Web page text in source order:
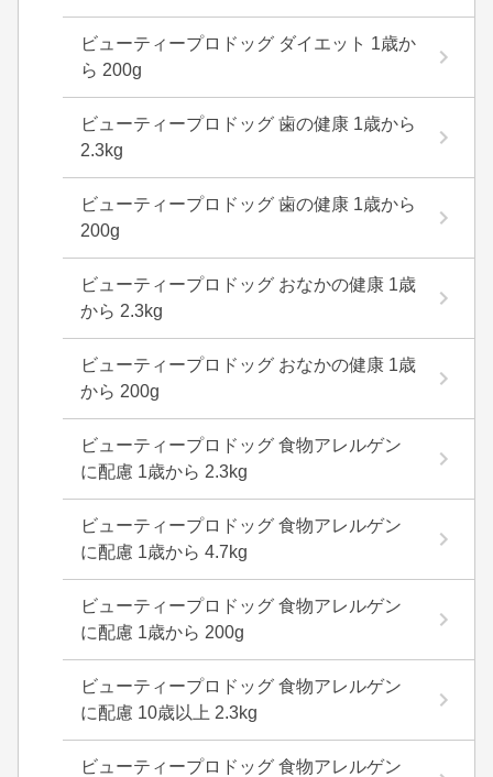
ビューティープロドッグ ダイエット 1歳か
ら 200g
ビューティープロドッグ 歯の健康 1歳から
2.3kg
ビューティープロドッグ 歯の健康 1歳から
200g
ビューティープロドッグ おなかの健康 1歳
から 2.3kg
ビューティープロドッグ おなかの健康 1歳
から 200g
ビューティープロドッグ 食物アレルゲン
に配慮 1歳から 2.3kg
ビューティープロドッグ 食物アレルゲン
に配慮 1歳から 4.7kg
ビューティープロドッグ 食物アレルゲン
に配慮 1歳から 200g
ビューティープロドッグ 食物アレルゲン
に配慮 10歳以上 2.3kg
ビューティープロドッグ 食物アレルゲン